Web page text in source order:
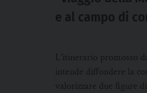
e al campo di
L’itinerario promosso
intende diffondere la
valorizzare due figure